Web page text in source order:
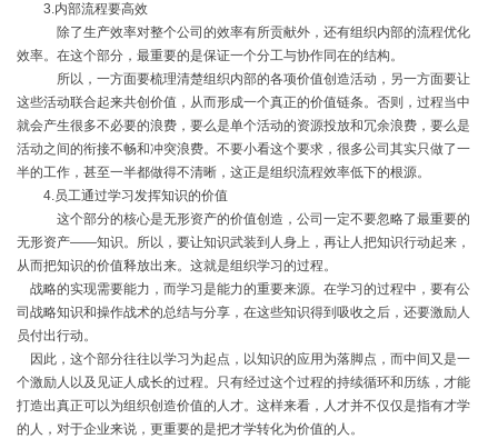
3.内部流程要高效
除了生产效率对整个公司的效率有所贡献外，还有组织内部的流程优化
效率。在这个部分，最重要的是保证一个分工与协作同在的结构。
所以，一方面要梳理清楚组织内部的各项价值创造活动，另一方面要让
这些活动联合起来共创价值，从而形成一个真正的价值链条。否则，过程当中
就会产生很多不必要的浪费，要么是单个活动的资源投放和冗余浪费，要么是
活动之间的衔接不畅和冲突浪费。不要小看这个要求，很多公司其实只做了一
半的工作，甚至一半都做得不清晰，这正是组织流程效率低下的根源。
4.员工通过学习发挥知识的价值
这个部分的核心是无形资产的价值创造，公司一定不要忽略了最重要的
无形资产——知识。所以，要让知识武装到人身上，再让人把知识行动起来，
从而把知识的价值释放出来。这就是组织学习的过程。
战略的实现需要能力，而学习是能力的重要来源。在学习的过程中，要有公
司战略知识和操作战术的总结与分享，在这些知识得到吸收之后，还要激励人
员付出行动。
因此，这个部分往往以学习为起点，以知识的应用为落脚点，而中间又是一
个激励人以及见证人成长的过程。只有经过这个过程的持续循环和历练，才能
打造出真正可以为组织创造价值的人才。这样来看，人才并不仅仅是指有才学
的人，对于企业来说，更重要的是把才学转化为价值的人。